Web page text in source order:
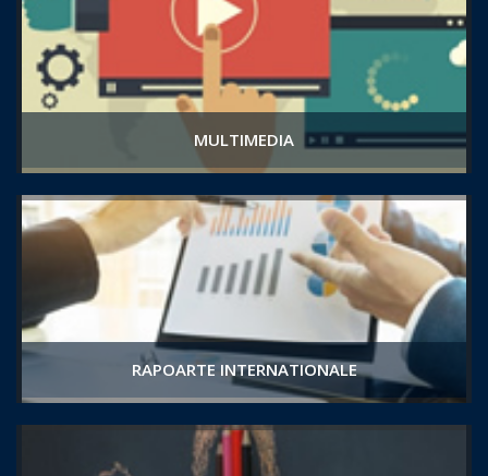
MULTIMEDIA
RAPOARTE INTERNATIONALE